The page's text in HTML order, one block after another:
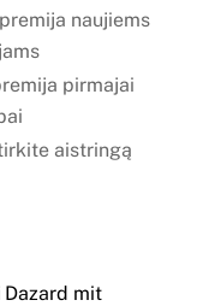
naujiems
pirmajai
aistringą
mit